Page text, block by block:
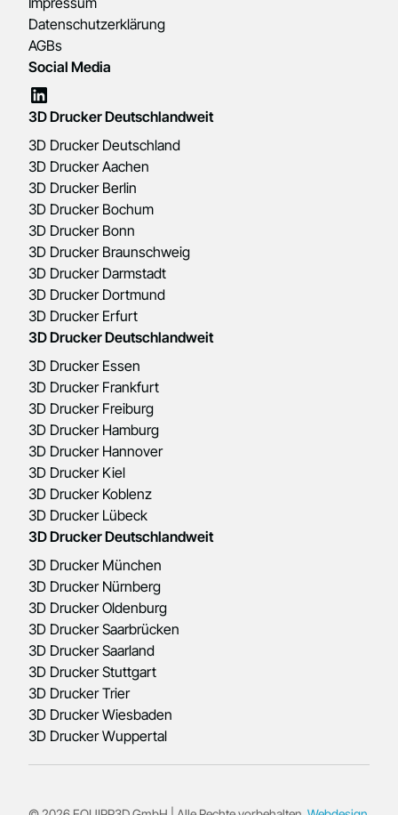
Datenschutzerklärung
AGBs
Social Media
3D Drucker Deutschlandweit
3D Drucker Deutschland
3D Drucker Aachen
3D Drucker Berlin
3D Drucker Bochum
3D Drucker Bonn
3D Drucker Braunschweig
3D Drucker Darmstadt
3D Drucker Dortmund
3D Drucker Erfurt
3D Drucker Deutschlandweit
3D Drucker Essen
3D Drucker Frankfurt
3D Drucker Freiburg
3D Drucker Hamburg
3D Drucker Hannover
3D Drucker Kiel
3D Drucker Koblenz
3D Drucker Lübeck
3D Drucker Deutschlandweit
3D Drucker München
3D Drucker Nürnberg
3D Drucker Oldenburg
3D Drucker Saarbrücken
3D Drucker Saarland
3D Drucker Stuttgart
3D Drucker Trier
3D Drucker Wiesbaden
3D Drucker Wuppertal